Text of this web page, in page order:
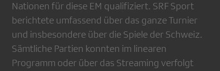
Nationen für diese EM qualifiziert. SRF Sport
berichtete umfassend über das ganze Turnier
und insbesondere über die Spiele der Schweiz.
Sämtliche Partien konnten im linearen
Programm oder über das Streaming verfolgt